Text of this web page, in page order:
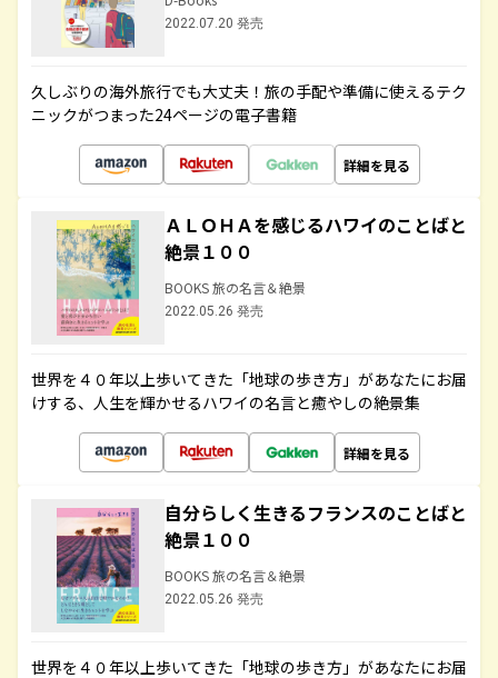
2022.07.20 発売
久しぶりの海外旅行でも大丈夫！旅の手配や準備に使えるテク
ニックがつまった24ページの電子書籍
詳細を見る
ＡＬＯＨＡを感じるハワイのことばと
絶景１００
BOOKS 旅の名言＆絶景
2022.05.26 発売
世界を４０年以上歩いてきた「地球の歩き方」があなたにお届
けする、人生を輝かせるハワイの名言と癒やしの絶景集
詳細を見る
自分らしく生きるフランスのことばと
絶景１００
BOOKS 旅の名言＆絶景
2022.05.26 発売
世界を４０年以上歩いてきた「地球の歩き方」があなたにお届